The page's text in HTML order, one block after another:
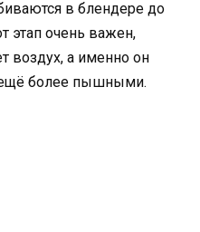
в блендере до
этап очень важен,
воздух, а именно он
более пышными.